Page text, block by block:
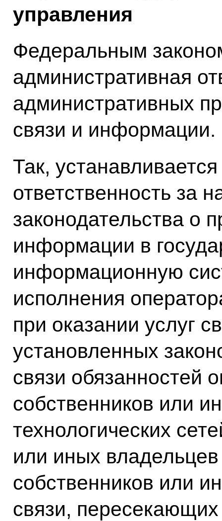
управления
Федеральным
административная
административных
связи и информации.
Так,
ответственность за
законодательства о
информации в
информационную
исполнения
при оказании услуг
установленных
связи обязанностей
собственников или
технологических
или иных
собственников или
связи,